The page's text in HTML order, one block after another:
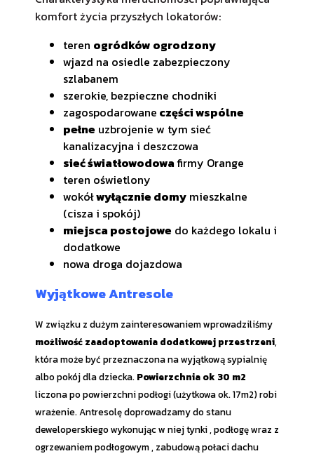
komfort życia przyszłych lokatorów:
teren ogródków ogrodzony
wjazd na osiedle zabezpieczony
szlabanem
szerokie, bezpieczne chodniki
zagospodarowane części wspólne
pełne uzbrojenie w tym sieć
kanalizacyjna i deszczowa
sieć światłowodowafirmy Orange
teren oświetlony
wokółwyłącznie domy mieszkalne
(cisza i spokój)
miejsca postojowe do każdego lokalu i
dodatkowe
nowa droga dojazdowa
Wyjątkowe Antresole
W związku z dużym zainteresowaniem wprowadziliśmy
możliwość zaadoptowania dodatkowej przestrzeni,
która może być przeznaczona na wyjątkową sypialnię
albo pokój dla dziecka. Powierzchnia ok 30 m2
liczona po powierzchni podłogi (użytkowa ok. 17m2) robi
wrażenie. Antresolę doprowadzamy do stanu
deweloperskiego wykonując w niej tynki , podłogę wraz z
ogrzewaniem podłogowym , zabudową połaci dachu